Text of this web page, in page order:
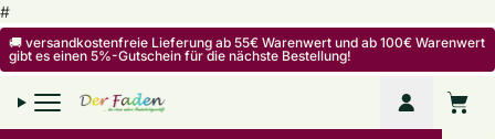
#Zum Inhalt springen
🚚 versandkostenfreie Lieferung ab 55€ Warenwert und ab 100€ Warenwert
gibt es einen 5%-Gutschein für die nächste Bestellung!
Mein